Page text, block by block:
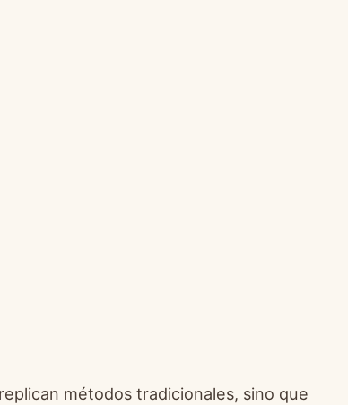
métodos tradicionales, sino que